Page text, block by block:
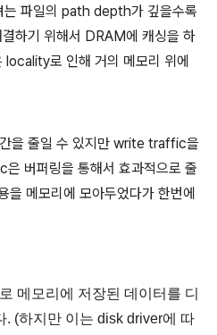
는 파일의 path depth가 깊을수록
하기 위해서 DRAM에 캐싱을 하
로 인해 거의 메모리 위에
을 줄일 수 있지만 write traffic을
버퍼링을 통해서 효과적으로 줄
을 메모리에 모아두었다가 한번에
메모리에 저장된 데이터를 디
. (하지만 이는 disk driver에 따